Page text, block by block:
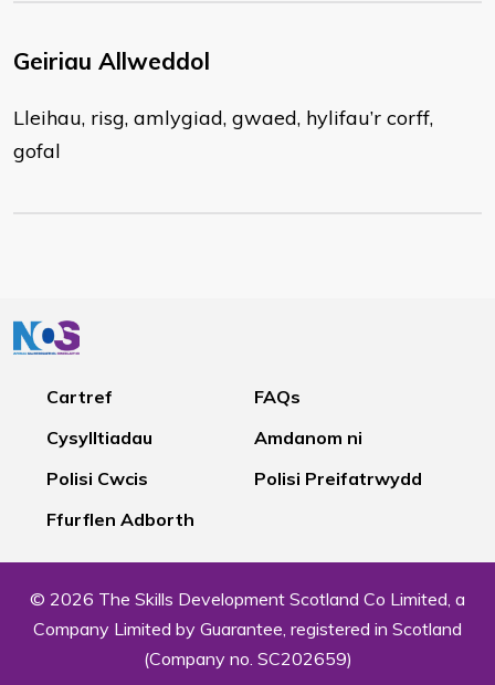
Geiriau Allweddol
Lleihau, risg, amlygiad, gwaed, hylifau’r corff,
gofal
Cartref
FAQs
Cysylltiadau
Amdanom ni
Polisi Cwcis
Polisi Preifatrwydd
Ffurflen Adborth
© 2026 The Skills Development Scotland Co Limited, a
Company Limited by Guarantee, registered in Scotland
(Company no. SC202659)